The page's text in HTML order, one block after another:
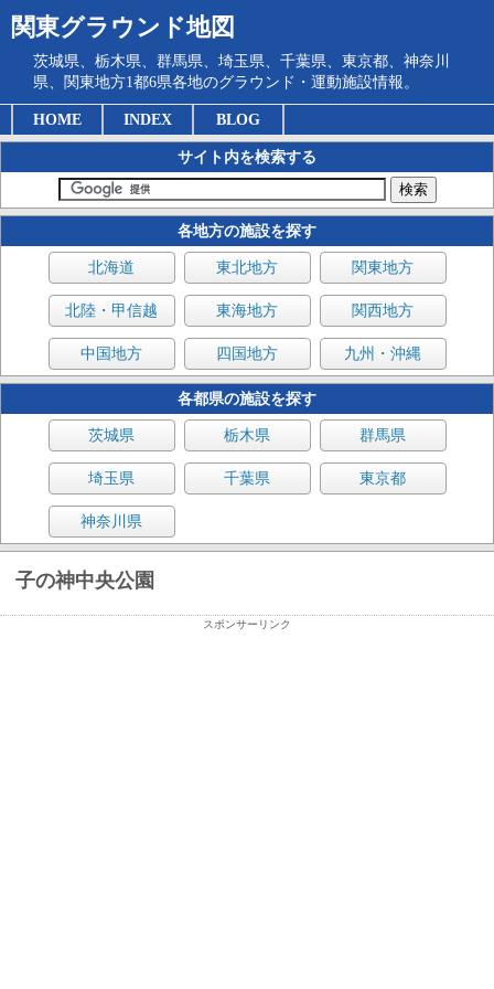
関東グラウンド地図
茨城県、栃木県、群馬県、埼玉県、千葉県、東京都、神奈川
県、関東地方1都6県各地のグラウンド・運動施設情報。
HOME INDEX BLOG
サイト内を検索する
各地方の施設を探す
北海道 東北地方 関東地方
北陸・甲信越 東海地方 関西地方
中国地方 四国地方 九州・沖縄
各都県の施設を探す
茨城県 栃木県 群馬県
埼玉県 千葉県 東京都
神奈川県
子の神中央公園
スポンサーリンク